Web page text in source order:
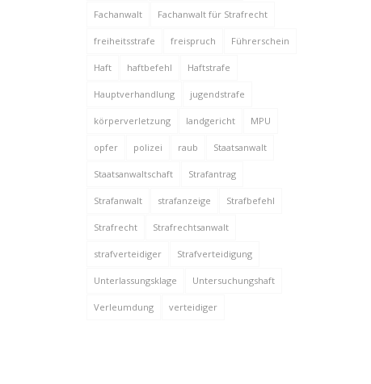
Fachanwalt Fachanwalt für Strafrecht
freiheitsstrafe freispruch Führerschein
Haft haftbefehl Haftstrafe
Hauptverhandlung jugendstrafe
körperverletzung landgericht MPU
opfer polizei raub Staatsanwalt
Staatsanwaltschaft Strafantrag
Strafanwalt strafanzeige Strafbefehl
Strafrecht Strafrechtsanwalt
strafverteidiger Strafverteidigung
Unterlassungsklage Untersuchungshaft
Verleumdung verteidiger